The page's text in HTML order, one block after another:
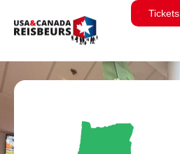
Tickets